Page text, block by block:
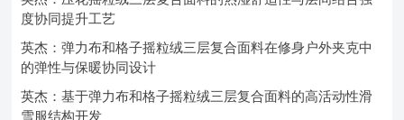
度协同提升工艺
英杰：弹力布和格子摇粒绒三层复合面料在修身户外夹克中
的弹性与保暖协同设计
英杰：基于弹力布和格子摇粒绒三层复合面料的高活动性滑
雪服结构开发